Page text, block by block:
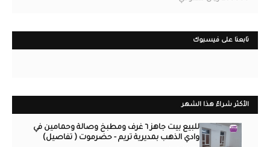
تابعنا على فيسبوك
الأكثر شراءً هذا الشهر
للبيع بيت جاهز ٦ غرف ومطبخ وصالة وحمامين في
وادي الذهب بمديرية تريم - حضرموت ( تفاصيل)